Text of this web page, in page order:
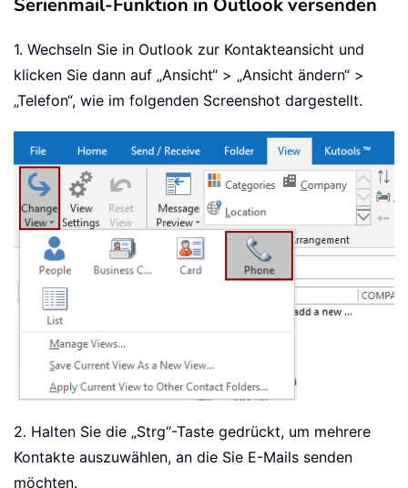
Serienmail-Funktion in Outlook versenden
1. Wechseln Sie in Outlook zur Kontakteansicht und
klicken Sie dann auf „Ansicht“ > „Ansicht ändern“ >
„Telefon“, wie im folgenden Screenshot dargestellt.
2. Halten Sie die „Strg“-Taste gedrückt, um mehrere
Kontakte auszuwählen, an die Sie E-Mails senden
möchten.